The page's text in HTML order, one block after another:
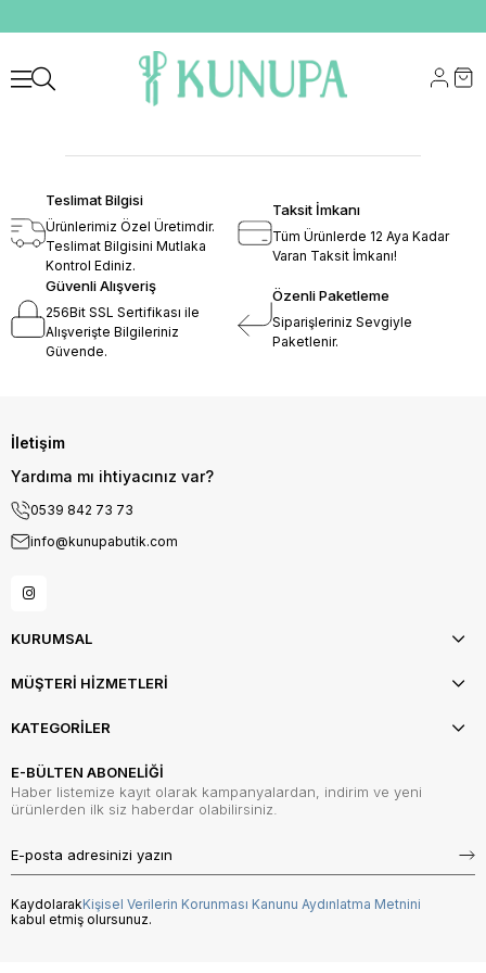
Teslimat Bilgisi
Ürünlerimiz Özel Üretimdir.
Teslimat Bilgisini Mutlaka
Kontrol Ediniz.
Taksit İmkanı
Tüm Ürünlerde 12 Aya Kadar
Varan Taksit İmkanı!
Güvenli Alışveriş
256Bit SSL Sertifikası ile
Alışverişte Bilgileriniz
Güvende.
Özenli Paketleme
Siparişleriniz Sevgiyle
Paketlenir.
İletişim
Yardıma mı ihtiyacınız var?
0539 842 73 73
info@kunupabutik.com
KURUMSAL
MÜŞTERİ HİZMETLERİ
KATEGORİLER
E-BÜLTEN ABONELİĞİ
Haber listemize kayıt olarak kampanyalardan, indirim ve yeni
ürünlerden ilk siz haberdar olabilirsiniz.
KaydolarakKişisel Verilerin Korunması Kanunu Aydınlatma Metnini
kabul etmiş olursunuz.